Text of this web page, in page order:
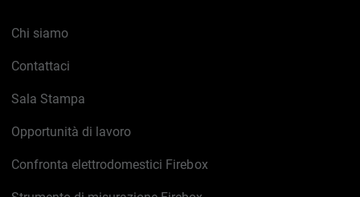
Chi siamo
Contattaci
Sala Stampa
Opportunità di lavoro
Confronta elettrodomestici Firebox